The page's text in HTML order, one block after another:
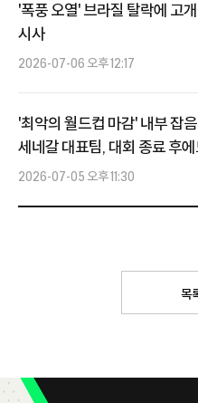
'폭풍 오열' 브라질 탈락에 고
시사
2026-07-06 오후 12:17
'최악의 월드컵 마감' 내부 잡
세네갈 대표팀, 대회 종료 후
2026-07-05 오후 11:30
목